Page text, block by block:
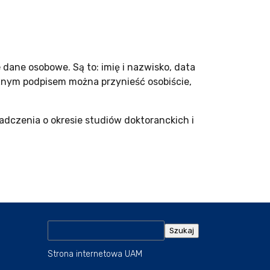
osobowe. Są to: imię i nazwisko, data
podpisem można przynieść osobiście,
o okresie studiów doktoranckich i
Szukaj
Strona internetowa UAM